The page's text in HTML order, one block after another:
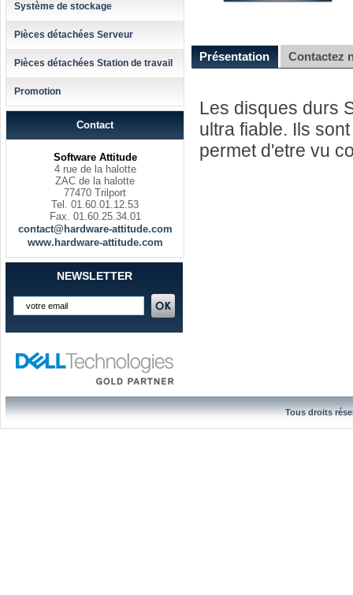
Système de stockage
Pièces détachées Serveur
Pièces détachées Station de travail
Promotion
Contact
Software Attitude
4 rue de la halotte
ZAC de la halotte
77470 Trilport
Tel. 01.60.01.12.53
Fax. 01.60.25.34.01
contact@hardware-attitude.com
www.hardware-attitude.com
NEWSLETTER
Présentation Contactez
Les disques durs
ultra fiable. Ils
permet d'etre vu
Tous droits